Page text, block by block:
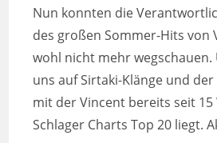
Nun konnten die
des großen Sommer-Hits von
wohl nicht mehr
uns auf Sirtaki-Klänge und
mit der Vincent bereits seit 15
Schlager Charts Top 20 liegt.